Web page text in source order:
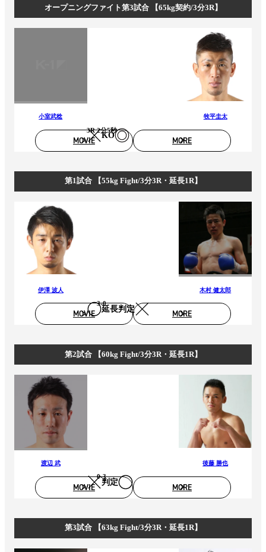
オープニングファイト第3試合 【65kg契約/3分3R】
小室武稔
KO
3R 2分5秒
牧平圭太
MOVIE MORE
第1試合 【55kg Fight/3分3R・延長1R】
伊澤 波人
延長判定
3-0
木村 健太郎
MOVIE MORE
第2試合 【60kg Fight/3分3R・延長1R】
渡辺 武
判定
0-3
後藤 勝也
MOVIE MORE
第3試合 【63kg Fight/3分3R・延長1R】